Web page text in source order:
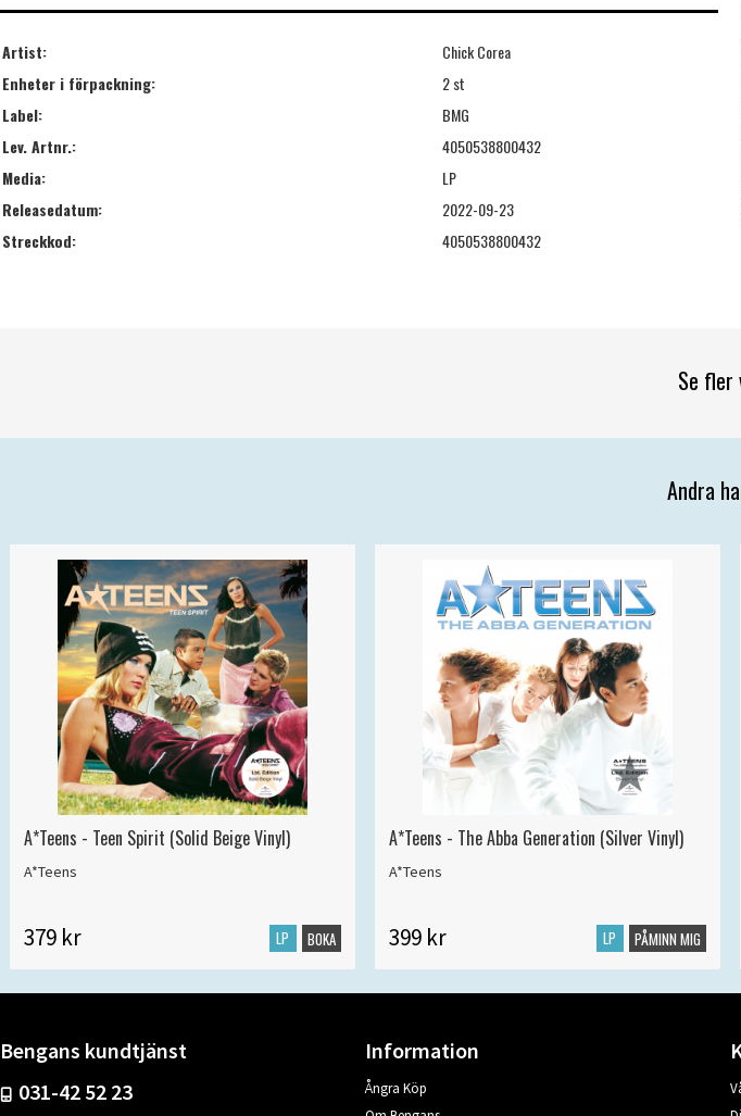
Artist:
Chick Corea
Enheter i förpackning:
2 st
Label:
BMG
Lev. Artnr.:
4050538800432
Media:
LP
Releasedatum:
2022-09-23
Streckkod:
4050538800432
Se fler
Andra
A*Teens - Teen Spirit (Solid Beige Vinyl)
A*Teens
379 kr LP BOKA
A*Teens - The Abba Generation (Silver Vinyl)
A*Teens
399 kr LP PÅMINN MIG
Bengans kundtjänst
031-42 52 23
Information
Ångra Köp